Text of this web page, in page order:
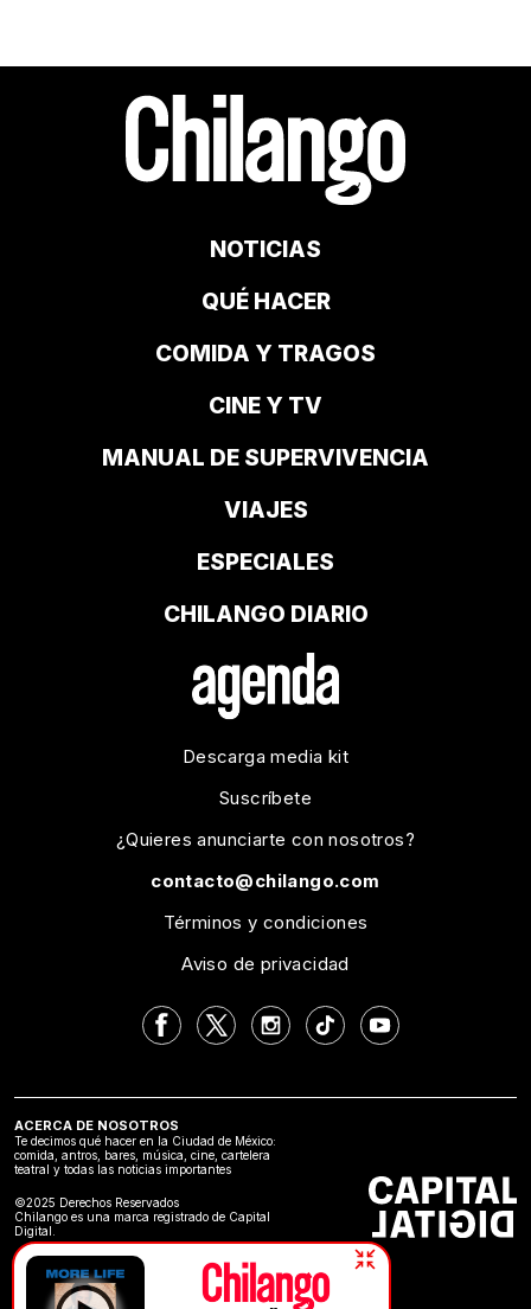
NOTICIAS
QUÉ HACER
COMIDA Y TRAGOS
CINE Y TV
MANUAL DE SUPERVIVENCIA
VIAJES
ESPECIALES
CHILANGO DIARIO
Descarga media kit
Suscríbete
¿Quieres anunciarte con nosotros?
contacto@chilango.com
Términos y condiciones
Aviso de privacidad
ACERCA DE NOSOTROS
Te decimos qué hacer en la Ciudad de México:
comida, antros, bares, música, cine, cartelera
teatral y todas las noticias importantes
©2025 Derechos Reservados
Chilango es una marca registrado de Capital
Digital.